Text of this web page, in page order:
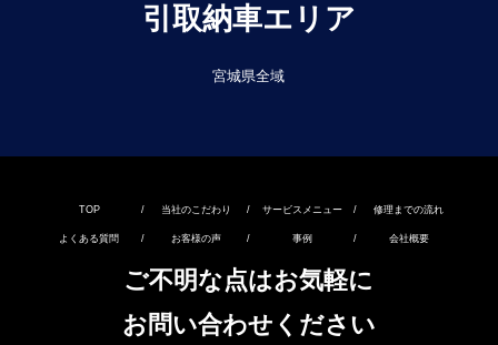
引取納車エリア
宮城県全域
TOP / 当社のこだわり / サービスメニュー / 修理までの流れ
よくある質問 / お客様の声 / 事例 / 会社概要
ご不明な点はお気軽に
お問い合わせください